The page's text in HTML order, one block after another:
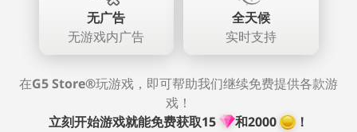
无广告
无游戏内广告
全天候
实时支持
在G5 Store®玩游戏，即可帮助我们继续免费提供各款游
戏！
立刻开始游戏就能免费获取15 和⁠2000
⁠！